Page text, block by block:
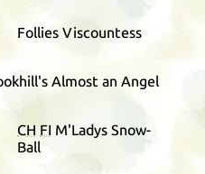
Follies Viscountess
Almost an Angel
CH FI M'Ladys Snow-
Ball